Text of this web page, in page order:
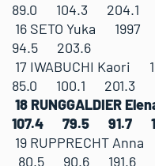
89.0 104.3 204.1
16 SETO Yuka
94.5 203.6
17 IWABUCHI
85.0 100.1 201.3
18
107.4 79.5 91.7
19 RUPPRECHT
80.5 90.6 191.6